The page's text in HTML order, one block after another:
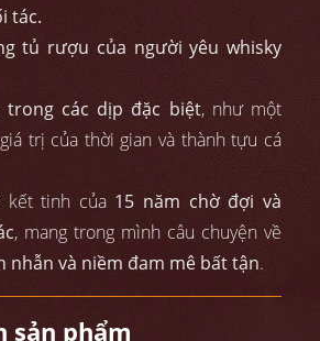
tác.
tủ rượu của người yêu whisky
trong các dịp đặc biệt, như một
trị của thời gian và thành tựu cá
kết tinh của 15 năm chờ đợi và
, mang trong mình câu chuyện về
nhẫn và niềm đam mê bất tận.
sản phẩm